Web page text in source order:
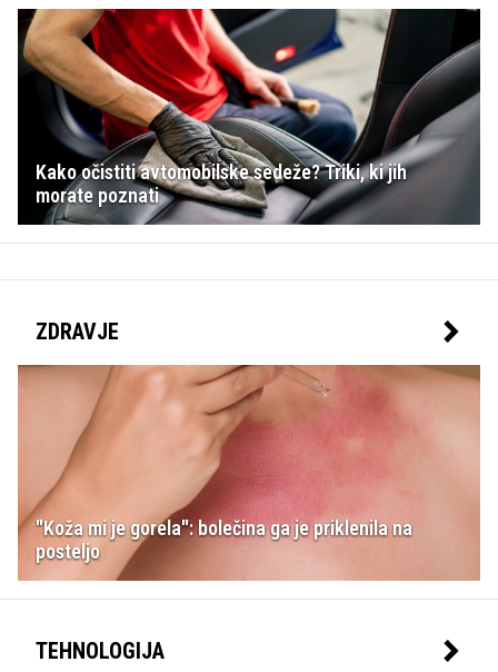
Kako očistiti avtomobilske sedeže? Triki, ki jih
morate poznati
ZDRAVJE
"Koža mi je gorela": bolečina ga je priklenila na
posteljo
TEHNOLOGIJA